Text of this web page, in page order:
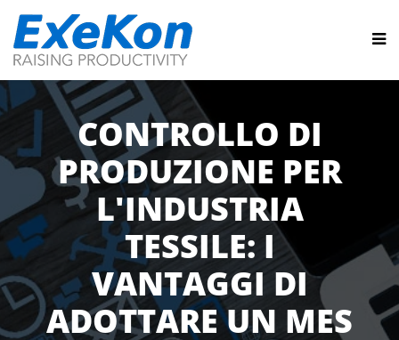
CONTROLLO DI
PRODUZIONE PER
L'INDUSTRIA
TESSILE: I
VANTAGGI DI
ADOTTARE UN MES